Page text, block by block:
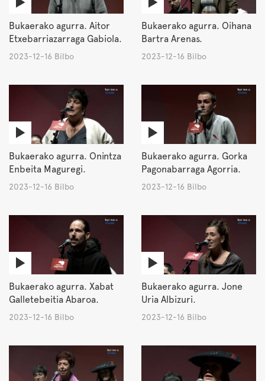
Bukaerako agurra. Aitor
Etxebarriazarraga Gabiola.
2023-12-16 Bilbo
Bukaerako agurra. Oihana
Bartra Arenas.
2023-12-16 Bilbo
Bukaerako agurra. Onintza
Enbeita Maguregi.
2023-12-16 Bilbo
Bukaerako agurra. Gorka
Pagonabarraga Agorria.
2023-12-16 Bilbo
Bukaerako agurra. Xabat
Galletebeitia Abaroa.
2023-12-16 Bilbo
Bukaerako agurra. Jone
Uria Albizuri.
2023-12-16 Bilbo